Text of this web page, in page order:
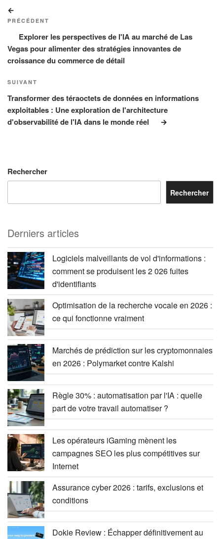
de
l’article
précédent
PRÉCÉDENT
Explorer les perspectives de l'IA au marché de Las
Vegas pour alimenter des stratégies innovantes de
croissance du commerce de détail
Article
suivant
SUIVANT
Transformer des téraoctets de données en informations
exploitables : Une exploration de l'architecture
d'observabilité de l'IA dans le monde réel
Rechercher
Rechercher
Derniers articles
Logiciels malveillants de vol d'informations :
comment se produisent les 2 026 fuites
d'identifiants
Optimisation de la recherche vocale en 2026 :
ce qui fonctionne vraiment
Marchés de prédiction sur les cryptomonnaies
en 2026 : Polymarket contre Kalshi
Règle 30% : automatisation par l'IA : quelle
part de votre travail automatiser ?
Les opérateurs iGaming mènent les
campagnes SEO les plus compétitives sur
Internet
Assurance cyber 2026 : tarifs, exclusions et
conditions
Dokie Review : Échapper définitivement au